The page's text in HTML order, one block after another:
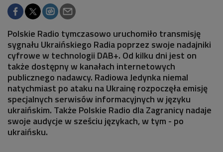
Polskie Radio tymczasowo uruchomiło transmisję
sygnału Ukraińskiego Radia poprzez swoje nadajniki
cyfrowe w technologii DAB+. Od kilku dni jest on
także dostępny w kanałach internetowych
publicznego nadawcy. Radiowa Jedynka niemal
natychmiast po ataku na Ukrainę rozpoczęła emisję
specjalnych serwisów informacyjnych w języku
ukraińskim. Także Polskie Radio dla Zagranicy nadaje
swoje audycje w sześciu językach, w tym - po
ukraińsku.